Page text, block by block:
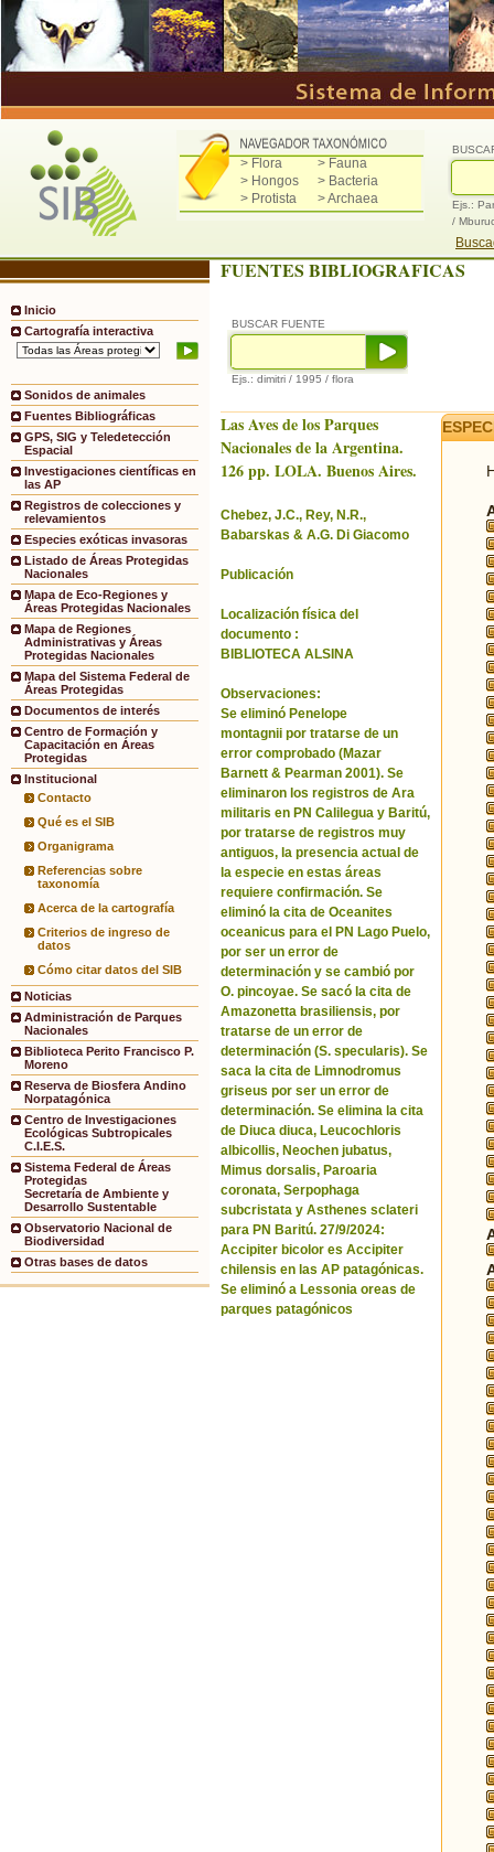
> Flora
> Fauna
> Hongos
> Bacteria
> Protista
> Archaea
Ejs.:
/
Inicio
Cartografía interactiva
Sonidos de animales
Fuentes Bibliográficas
GPS, SIG y Teledetección
Espacial
Investigaciones científicas en
las AP
Registros de colecciones y
relevamientos
Especies exóticas invasoras
Listado de Áreas Protegidas
Nacionales
Mapa de Eco-Regiones y
Áreas Protegidas Nacionales
Mapa de Regiones
Administrativas y Áreas
Protegidas Nacionales
Mapa del Sistema Federal de
Áreas Protegidas
Documentos de interés
Centro de Formación y
Capacitación en Áreas
Protegidas
Institucional
Contacto
Qué es el SIB
Organigrama
Referencias sobre
taxonomía
Acerca de la cartografía
Criterios de ingreso de
datos
Cómo citar datos del SIB
Noticias
Administración de Parques
Nacionales
Biblioteca Perito Francisco P.
Moreno
Reserva de Biosfera Andino
Norpatagónica
Centro de Investigaciones
Ecológicas Subtropicales
C.I.E.S.
Sistema Federal de Áreas
Protegidas
Secretaría de Ambiente y
Desarrollo Sustentable
Observatorio Nacional de
Biodiversidad
Otras bases de datos
FUENTES BIBLIOGRAFICAS
BUSCAR FUENTE
Ejs.: dimitri / 1995 / flora
Las Aves de los Parques
Nacionales de la Argentina.
126 pp. LOLA. Buenos Aires.
Chebez, J.C., Rey, N.R.,
Babarskas & A.G. Di Giacomo
Publicación
Localización física del
documento :
BIBLIOTECA ALSINA
Observaciones:
Se eliminó Penelope
montagnii por tratarse de un
error comprobado (Mazar
Barnett & Pearman 2001). Se
eliminaron los registros de Ara
militaris en PN Calilegua y Baritú,
por tratarse de registros muy
antiguos, la presencia actual de
la especie en estas áreas
requiere confirmación. Se
eliminó la cita de Oceanites
oceanicus para el PN Lago Puelo,
por ser un error de
determinación y se cambió por
O. pincoyae. Se sacó la cita de
Amazonetta brasiliensis, por
tratarse de un error de
determinación (S. specularis). Se
saca la cita de Limnodromus
griseus por ser un error de
determinación. Se elimina la cita
de Diuca diuca, Leucochloris
albicollis, Neochen jubatus,
Mimus dorsalis, Paroaria
coronata, Serpophaga
subcristata y Asthenes sclateri
para PN Baritú. 27/9/2024:
Accipiter bicolor es Accipiter
chilensis en las AP patagónicas.
Se eliminó a Lessonia oreas de
parques patagónicos